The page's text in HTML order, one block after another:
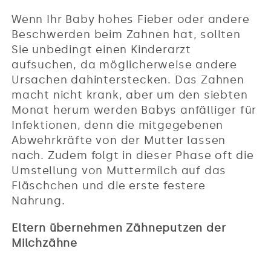
Wenn Ihr Baby hohes Fieber oder andere
Beschwerden beim Zahnen hat, sollten
Sie unbedingt einen Kinderarzt
aufsuchen, da möglicherweise andere
Ursachen dahinterstecken. Das Zahnen
macht nicht krank, aber um den siebten
Monat herum werden Babys anfälliger für
Infektionen, denn die mitgegebenen
Abwehrkräfte von der Mutter lassen
nach. Zudem folgt in dieser Phase oft die
Umstellung von Muttermilch auf das
Fläschchen und die erste festere
Nahrung.
Eltern übernehmen Zähneputzen der
Milchzähne